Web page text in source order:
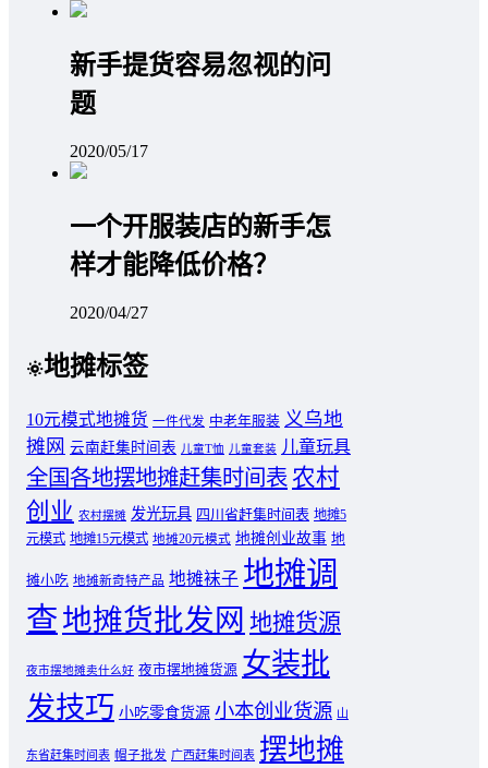
新手提货容易忽视的问
题
2020/05/17
一个开服装店的新手怎
样才能降低价格？
2020/04/27
地摊标签
10元模式地摊货 一件代发 中老年服装 义乌地
摊网 云南赶集时间表 儿童T恤 儿童套装 儿童玩具
全国各地摆地摊赶集时间表 农村
创业 农村摆摊 发光玩具 四川省赶集时间表 地摊5
元模式 地摊15元模式 地摊20元模式 地摊创业故事 地
摊小吃 地摊新奇特产品 地摊袜子 地摊调
查地摊货批发网 地摊货源
夜市摆地摊卖什么好 夜市摆地摊货源 女装批
发技巧 小吃零食货源 小本创业货源 山
东省赶集时间表 帽子批发 广西赶集时间表 摆地摊